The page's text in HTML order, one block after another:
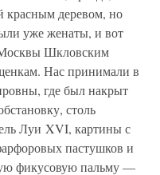
красным деревом, но
уже женаты, и вот
Шкловским
Нас принимали в
где был накрыт
столь
Луи XVI, картины с
пастушков и
фикусовую пальму —